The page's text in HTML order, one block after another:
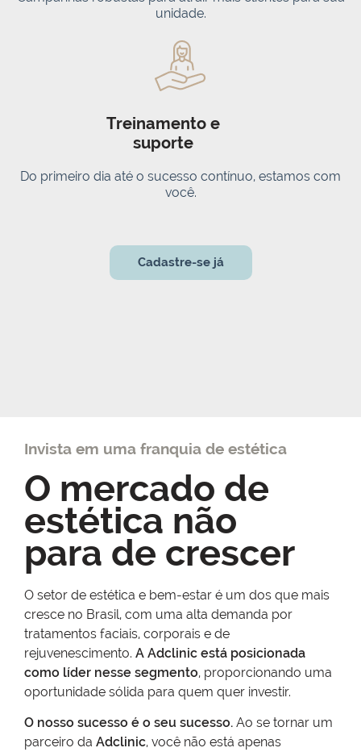
unidade.
Treinamento e
suporte
Do primeiro dia até o sucesso contínuo, estamos com
você.
Cadastre-se já
Invista em uma franquia de estética
O mercado de
estética não
para de crescer
O setor de estética e bem-estar é um dos que mais
cresce no Brasil, com uma alta demanda por
tratamentos faciais, corporais e de
rejuvenescimento. A Adclinic está posicionada
como líder nesse segmento, proporcionando uma
oportunidade sólida para quem quer investir.
O nosso sucesso é o seu sucesso. Ao se tornar um
parceiro da Adclinic, você não está apenas